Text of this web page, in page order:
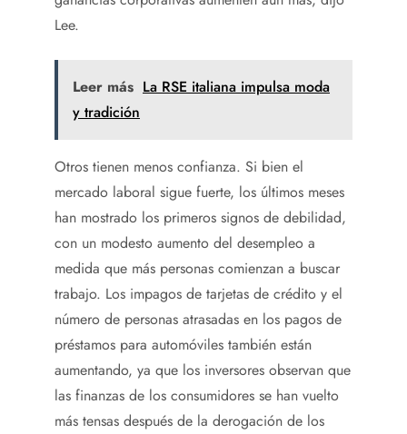
Lee.
Leer más La RSE italiana impulsa moda
y tradición
Otros tienen menos confianza. Si bien el
mercado laboral sigue fuerte, los últimos meses
han mostrado los primeros signos de debilidad,
con un modesto aumento del desempleo a
medida que más personas comienzan a buscar
trabajo. Los impagos de tarjetas de crédito y el
número de personas atrasadas en los pagos de
préstamos para automóviles también están
aumentando, ya que los inversores observan que
las finanzas de los consumidores se han vuelto
más tensas después de la derogación de los